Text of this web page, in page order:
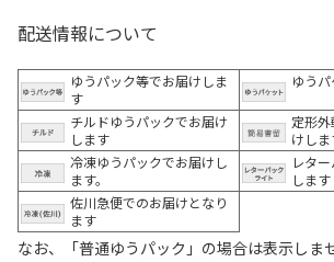
配送情報について
ゆうパック等でお届けしま
す
ゆう
チルドゆうパックでお届け
します
定形
けしま
冷凍ゆうパックでお届けし
ます。
レタ
します
佐川急便でのお届けとなり
ます
なお、「普通ゆうパック」の場合は表示しま